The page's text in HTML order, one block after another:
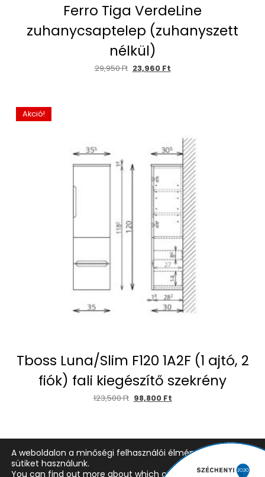
Ferro Tiga VerdeLine
zuhanycsaptelep (zuhanyszett
nélkül)
29,950Ft 23,960 Ft
Akció!
Tboss Luna/Slim F120 1A2F (1 ajtó, 2
fiók) fali kiegészítő szekrény
123,500Ft 98,800 Ft
A weboldalon a minőségi felhasználói élmény érdekében
sütiket használunk.
You can find out more about which cookies we are using